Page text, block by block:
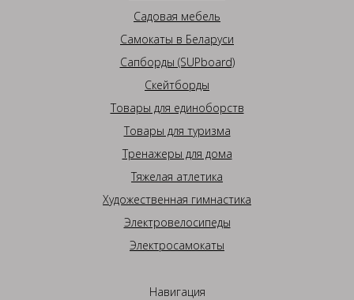
Садовая мебель
Самокаты в Беларуси
Сапборды (SUPboard)
Скейтборды
Товары для единоборств
Товары для туризма
Тренажеры для дома
Тяжелая атлетика
Художественная гимнастика
Электровелосипеды
Электросамокаты
Навигация